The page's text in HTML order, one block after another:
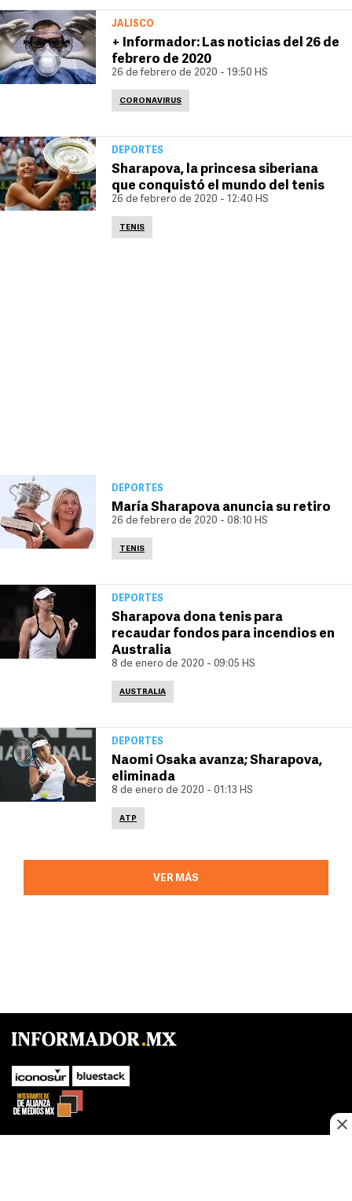
JALISCO
+ Informador: Las noticias del 26 de
febrero de 2020
26 de febrero de 2020 - 19:50 HS
CORONAVIRUS
DEPORTES
Sharapova, la princesa siberiana
que conquistó el mundo del tenis
26 de febrero de 2020 - 12:40 HS
TENIS
DEPORTES
María Sharapova anuncia su retiro
26 de febrero de 2020 - 08:10 HS
TENIS
DEPORTES
Sharapova dona tenis para
recaudar fondos para incendios en
Australia
8 de enero de 2020 - 09:05 HS
AUSTRALIA
DEPORTES
Naomi Osaka avanza; Sharapova,
eliminada
8 de enero de 2020 - 01:13 HS
ATP
VER MÁS